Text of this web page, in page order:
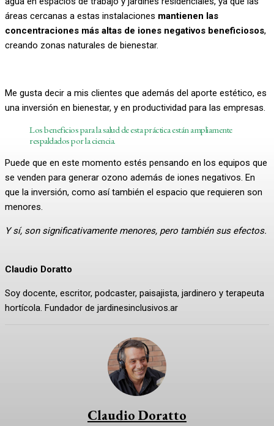
áreas cercanas a estas instalaciones mantienen las
concentraciones más altas de iones negativos beneficiosos,
creando zonas naturales de bienestar.
Me gusta decir a mis clientes que además del aporte estético, es
una inversión en bienestar, y en productividad para las empresas.
Los beneficios para la salud de esta práctica están ampliamente
respaldados por la ciencia.
Puede que en este momento estés pensando en los equipos que
se venden para generar ozono además de iones negativos. En
que la inversión, como así también el espacio que requieren son
menores.
Y sí, son significativamente menores, pero también sus efectos.
Claudio Doratto
Soy docente, escritor, podcaster, paisajista, jardinero y terapeuta
hortícola. Fundador de jardinesinclusivos.ar
Claudio Doratto